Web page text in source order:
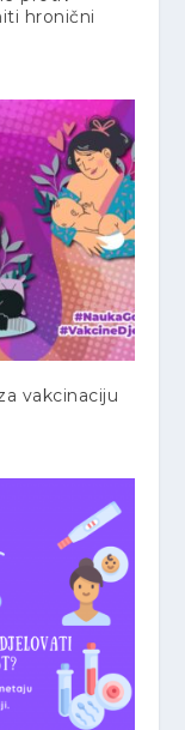
hronični
vakcinaciju